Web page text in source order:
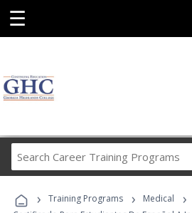
☰
Career
Programs
› Training Programs › Medical ›